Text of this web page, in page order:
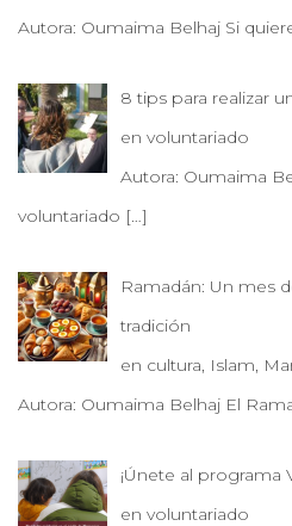
Autora: Oumaima Belhaj Si
8 tips para realizar
en voluntariado
Autora: Oumaima
voluntariado […]
Ramadán: Un mes
tradición
en cultura, Islam,
Autora: Oumaima Belhaj El
¡Únete al programa
en voluntariado